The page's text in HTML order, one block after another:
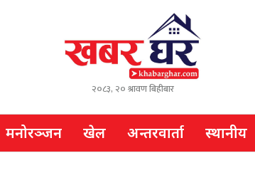
२०८३, २० श्रावण बिहीबार
मनोरञ्जन खेल अन्तरवार्ता स्थानीय